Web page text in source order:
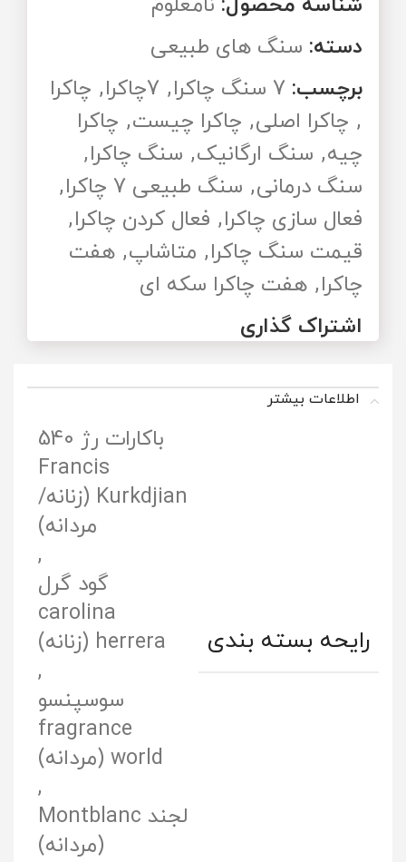
دسته: سنگ های طبیعی
برچسب: 7 سنگ چاکرا , 7چاکرا , چاکرا
, چاکرا اصلی, چاکرا چیست, چاکرا
چیه, سنگ ارگانیک, سنگ چاکرا,
سنگ درمانی, سنگ طبیعی 7 چاکرا
,
فعال سازی چاکرا, فعال کردن چاکرا,
قیمت سنگ چاکرا, متاشاپ, هفت
چاکرا, هفت چاکرا سکه ای
اشتراک گذاری
اطلاعات بیشتر
رایحه‌ بسته‌ بندی
باکارات رژ 540
Francis
Kurkdjian (زنانه/
مردانه)
,
گود گرل
carolina
herrera (زنانه)
,
سوسپنسو
fragrance
world (مردانه)
,
لجند Montblanc
(مردانه)